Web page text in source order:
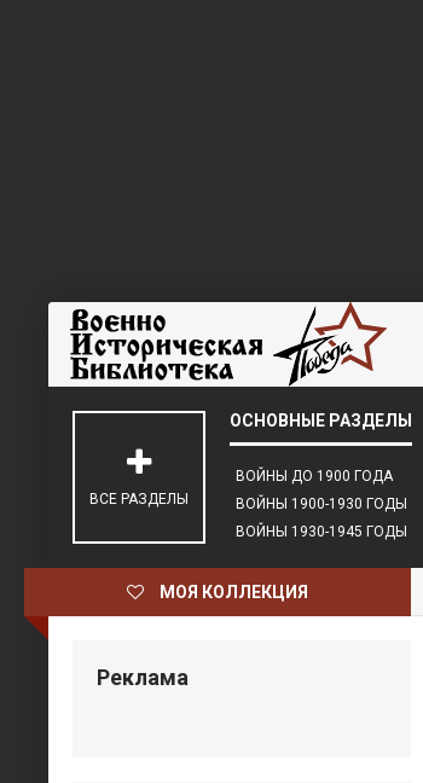
ВОЙНЫ ДО 1900 ГОДА
ВОЙНЫ 1900-1930 ГОДЫ
ВОЙНЫ 1930-1945 ГОДЫ
ВСЕ РАЗДЕЛЫ
МОЯ КОЛЛЕКЦИЯ
Реклама